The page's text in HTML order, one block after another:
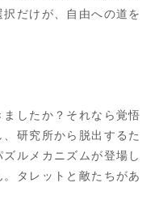
だけが、自由への道を
したか？それなら覚悟
研究所から脱出するた
ルメカニズムが登場し
タレットと敵たちがあ